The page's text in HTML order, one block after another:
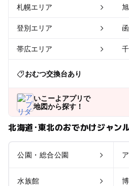
札幌エリア
登別エリア
帯広エリア
おむつ交換台あり
いこーよアプリで
地図から探す！
北海道･東北のおでかけジャン
公園・総合公園
水族館